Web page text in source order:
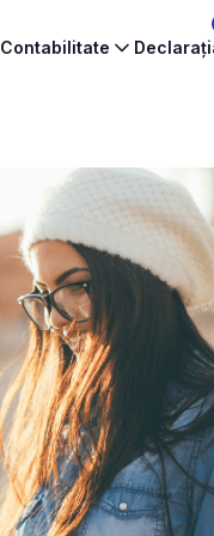
Contabilitate